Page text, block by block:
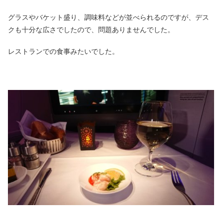
グラスやバケット盛り、調味料などが並べられるのですが、デス
クも十分な広さでしたので、問題ありませんでした。
レストランでの食事みたいでした。